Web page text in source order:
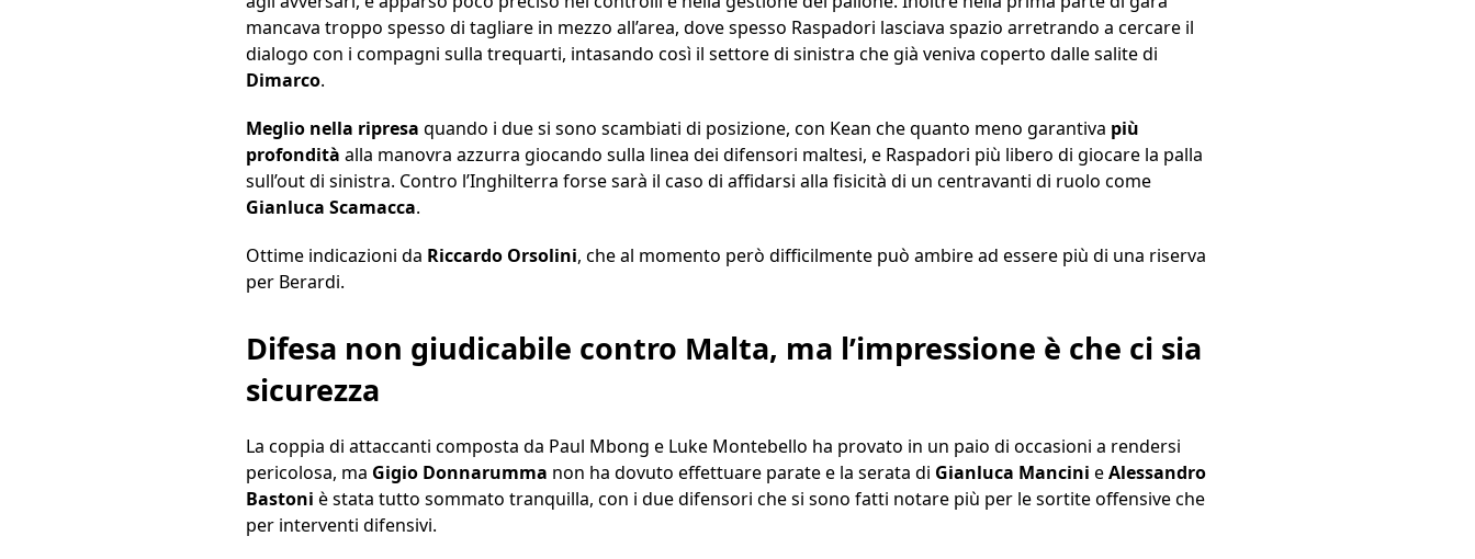
mancava troppo spesso di tagliare in mezzo all’area, dove spesso Raspadori lasciava spazio arretrando a cercare il
dialogo con i compagni sulla trequarti, intasando così il settore di sinistra che già veniva coperto dalle salite di
Dimarco.
Meglio nella ripresa quando i due si sono scambiati di posizione, con Kean che quanto meno garantiva più
profondità alla manovra azzurra giocando sulla linea dei difensori maltesi, e Raspadori più libero di giocare la palla
sull’out di sinistra. Contro l’Inghilterra forse sarà il caso di affidarsi alla fisicità di un centravanti di ruolo come
Gianluca Scamacca.
Ottime indicazioni da Riccardo Orsolini, che al momento però difficilmente può ambire ad essere più di una riserva
per Berardi.
Difesa non giudicabile contro Malta, ma l’impressione è che ci sia
sicurezza
La coppia di attaccanti composta da Paul Mbong e Luke Montebello ha provato in un paio di occasioni a rendersi
pericolosa, ma Gigio Donnarumma non ha dovuto effettuare parate e la serata di Gianluca Mancini eAlessandro
Bastoni è stata tutto sommato tranquilla, con i due difensori che si sono fatti notare più per le sortite offensive che
per interventi difensivi.